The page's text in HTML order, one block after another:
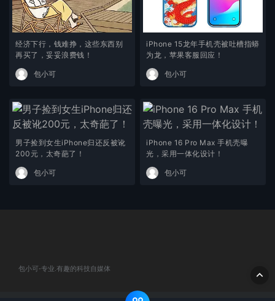
经济下行，钱难挣，这些东西别
再买了，妥妥浪费钱！
包小可
iPhone 15龙年手机壳被吐槽指蟒
为龙，苹果客服回应！
包小可
男子捡到女生iPhone归还反被讹
200元，太奇葩了！
包小可
iPhone 16 Pro Max 手机壳曝
光，采用一体化设计！
包小可
包小可-专业.有趣的科技自媒体